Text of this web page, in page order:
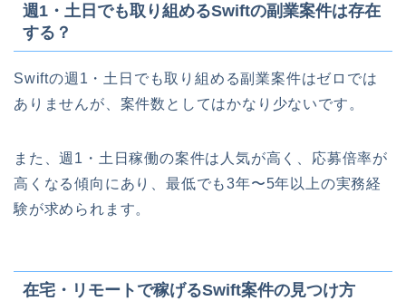
週1・土日でも取り組めるSwiftの副業案件は存在
する？
Swiftの週1・土日でも取り組める副業案件はゼロでは
ありませんが、案件数としてはかなり少ないです。
また、週1・土日稼働の案件は人気が高く、応募倍率が
高くなる傾向にあり、最低でも3年〜5年以上の実務経
験が求められます。
在宅・リモートで稼げるSwift案件の見つけ方